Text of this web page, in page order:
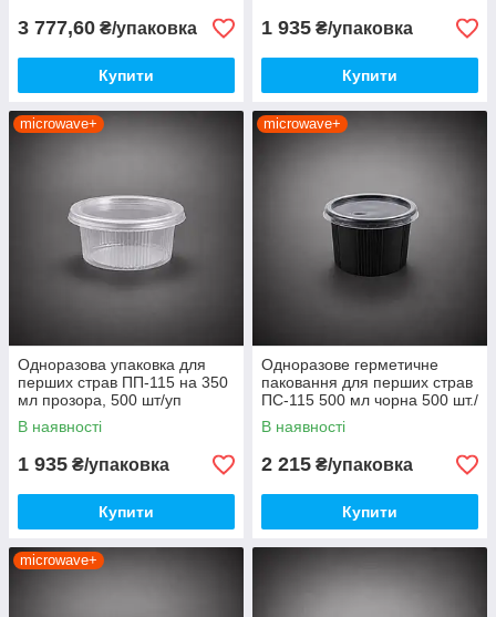
3 777,60 ₴/упаковка
Купити
1 935 ₴/упаковка
Купити
microwave+
Одноразова упаковка для
перших страв ПП-115 на 350
мл прозора, 500 шт/уп
В наявності
1 935 ₴/упаковка
Купити
microwave+
Одноразове герметичне
паковання для перших страв
ПС-115 500 мл чорна 500 шт./
пач.
В наявності
2 215 ₴/упаковка
Купити
microwave+